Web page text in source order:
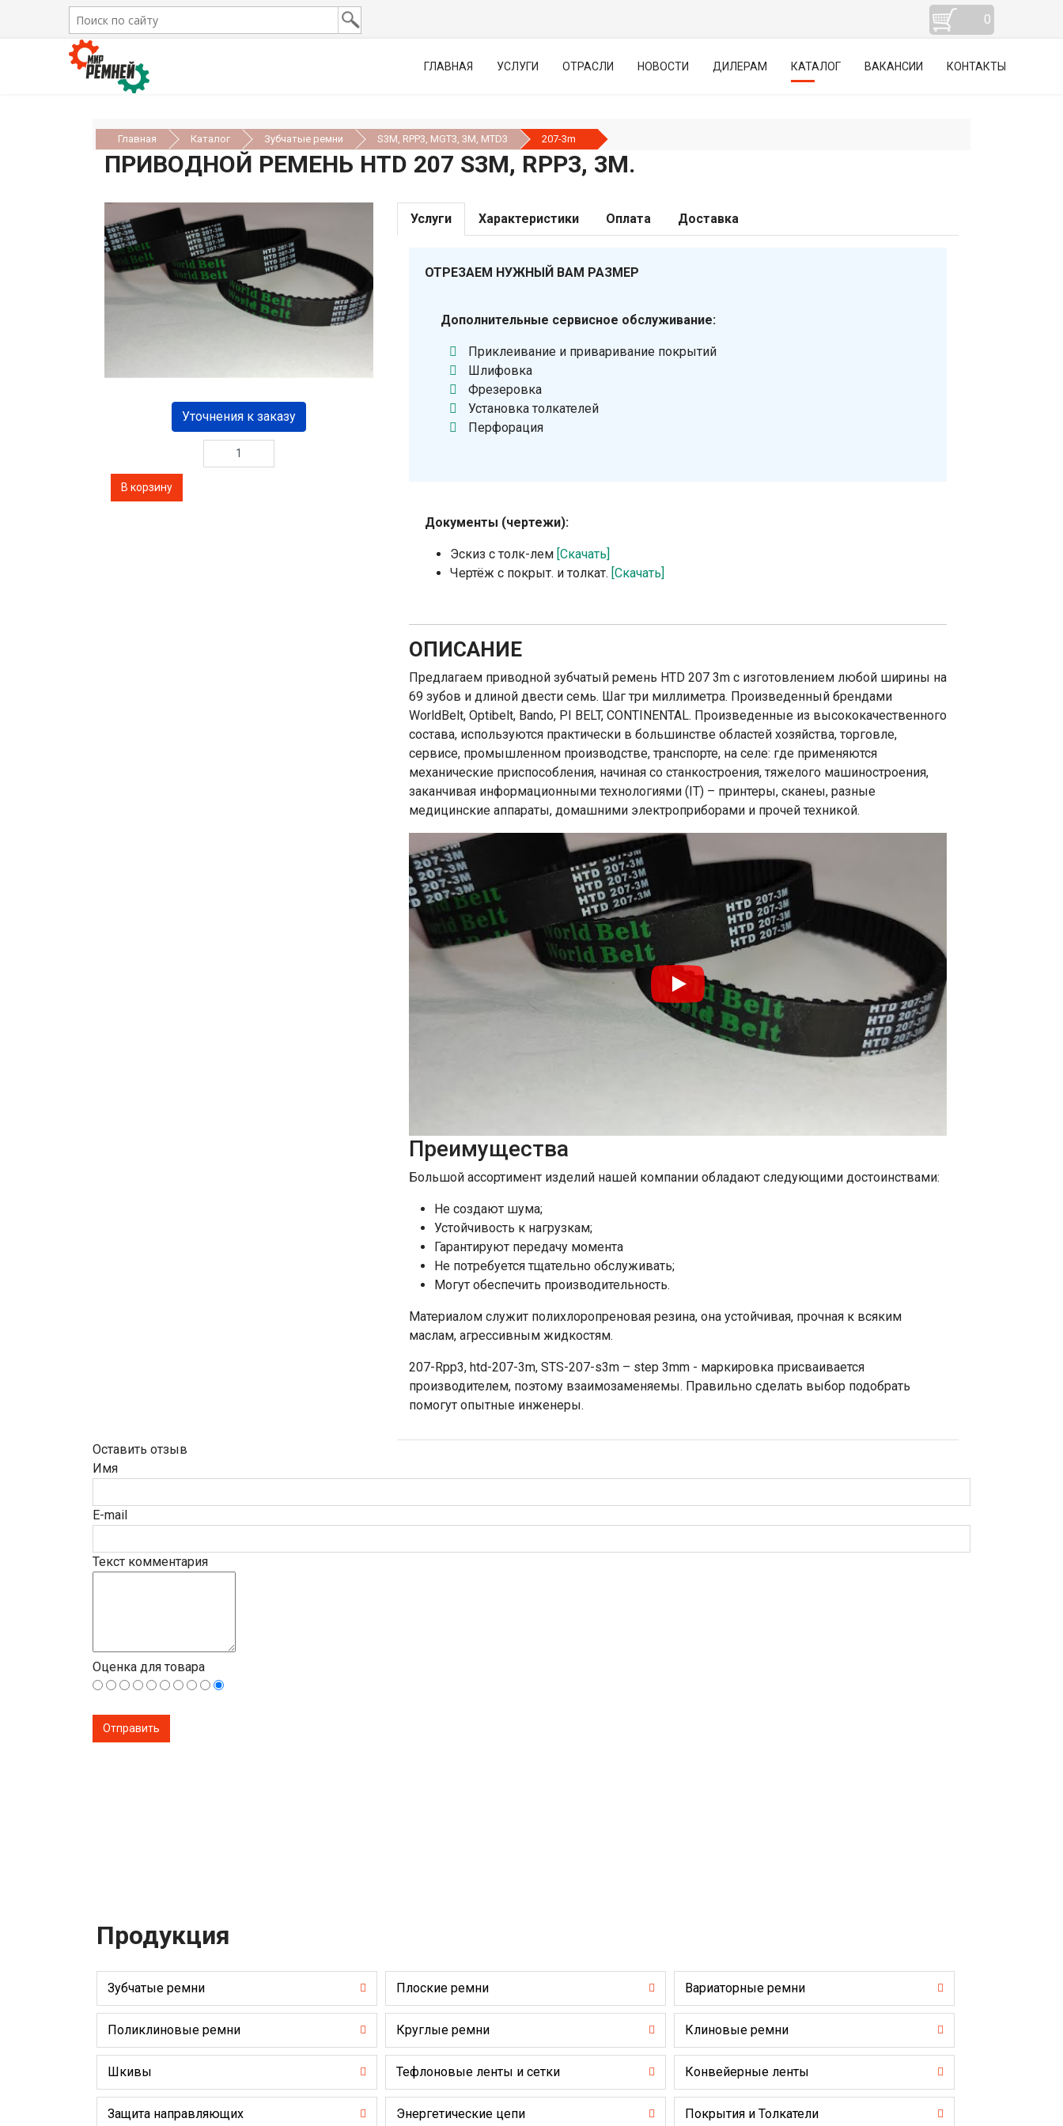
0
ГЛАВНАЯ УСЛУГИ ОТРАСЛИ НОВОСТИ ДИЛЕРАМ КАТАЛОГ ВАКАНСИИ КОНТАКТЫ
Главная Каталог Зубчатые ремни S3M, RPP3, MGT3, 3М, MTD3 207-3m
ПРИВОДНОЙ РЕМЕНЬ HTD 207 S3M, RPP3, 3М.
Уточнения к заказу
Услуги Характеристики Оплата Доставка
ОТРЕЗАЕМ НУЖНЫЙ ВАМ РАЗМЕР
Дополнительные сервисное обслуживание:
Приклеивание и приваривание покрытий
Шлифовка
Фрезеровка
Установка толкателей
Перфорация
Документы (чертежи):
Эскиз с толк-лем [Скачать]
Чертёж с покрыт. и толкат. [Скачать]
ОПИСАНИЕ
Предлагаем приводной зубчатый ремень HTD 207 3m с изготовлением любой ширины на
69 зубов и длиной двести семь. Шаг три миллиметра. Произведенный брендами
WorldBelt, Optibelt, Bando, PI BELT, CONTINENTAL. Произведенные из высококачественного
состава, используются практически в большинстве областей хозяйства, торговле,
сервисе, промышленном производстве, транспорте, на селе: где применяются
механические приспособления, начиная со станкостроения, тяжелого машиностроения,
заканчивая информационными технологиями (IT) – принтеры, сканеы, разные
медицинские аппараты, домашними электроприборами и прочей техникой.
Преимущества
Большой ассортимент изделий нашей компании обладают следующими достоинствами:
Не создают шума;
Устойчивость к нагрузкам;
Гарантируют передачу момента
Не потребуется тщательно обслуживать;
Могут обеспечить производительность.
Материалом служит полихлоропреновая резина, она устойчивая, прочная к всяким
маслам, агрессивным жидкостям.
207-Rpp3, htd-207-3m, STS-207-s3m – step 3mm - маркировка присваивается
производителем, поэтому взаимозаменяемы. Правильно сделать выбор подобрать
помогут опытные инженеры.
Оставить отзыв
Имя
E-mail
Текст комментария
Оценка для товара
Продукция
Зубчатые ремни Плоские ремни Вариаторные ремни
Поликлиновые ремни Круглые ремни Клиновые ремни
Шкивы Тефлоновые ленты и сетки Конвейерные ленты
Защита направляющих Энергетические цепи Покрытия и Толкатели